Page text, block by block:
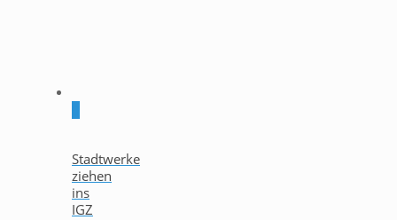
Stadtwerke
ziehen
ins
IGZ